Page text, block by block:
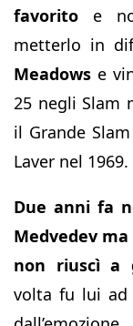
favorito e
metterlo in
Meadows e
25 negli Slam
il Grande
Laver nel 1969.
Due anni fa
Medvedev ma
non riuscì a
volta fu lui ad